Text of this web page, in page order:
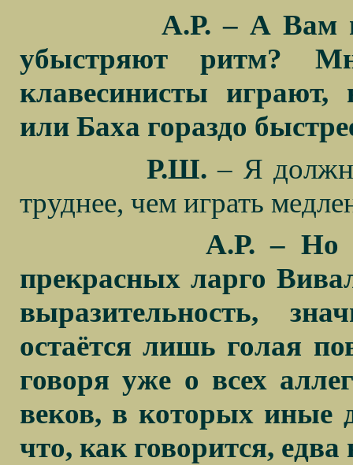
А.Р. – А Вам
убыстряют ритм?
клавесинисты
или Баха гораздо
Р.Ш. – Я
труднее, чем играть
А.Р. – Но
прекрасных ларго
выразительность,
остаётся лишь голая
говоря уже о всех
веков, в которых иные
что, как говорится, едва